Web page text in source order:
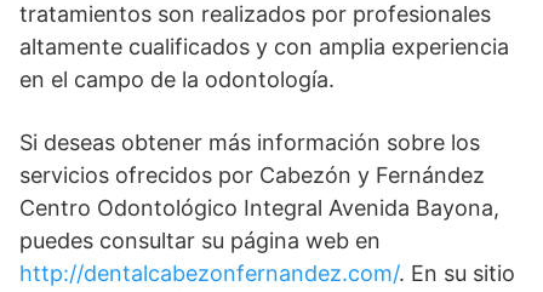
tratamientos son realizados por profesionales
altamente cualificados y con amplia experiencia
en el campo de la odontología.
Si deseas obtener más información sobre los
servicios ofrecidos por Cabezón y Fernández
Centro Odontológico Integral Avenida Bayona,
puedes consultar su página web en
http://dentalcabezonfernandez.com/. En su sitio